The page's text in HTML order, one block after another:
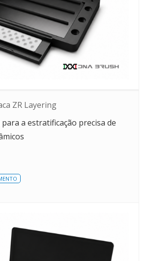
ZR Layering
a estratificação precisa de